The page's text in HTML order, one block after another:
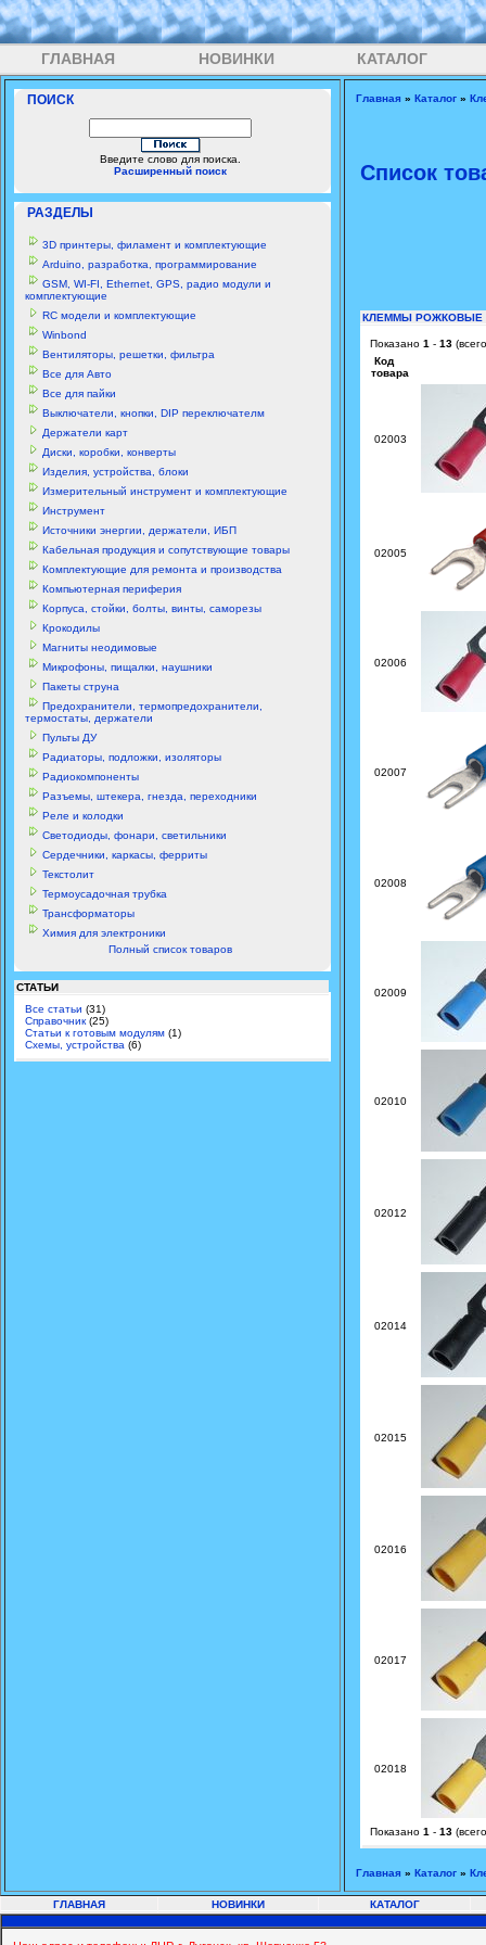
ГЛАВНАЯ НОВИНКИ КАТАЛОГ
ПОИСК
Введите слово для поиска.
Расширенный поиск
РАЗДЕЛЫ
3D принтеры, филамент и комплектующие
Arduino, разработка, программирование
GSM, WI-FI, Ethernet, GPS, радио модули и
комплектующие
RC модели и комплектующие
Winbond
Вентиляторы, решетки, фильтра
Все для Авто
Все для пайки
Выключатели, кнопки, DIP переключателм
Держатели карт
Диски, коробки, конверты
Изделия, устройства, блоки
Измерительный инструмент и комплектующие
Инструмент
Источники энергии, держатели, ИБП
Кабельная продукция и сопутствующие товары
Комплектующие для ремонта и производства
Компьютерная периферия
Корпуса, стойки, болты, винты, саморезы
Крокодилы
Магниты неодимовые
Микрофоны, пищалки, наушники
Пакеты струна
Предохранители, термопредохранители,
термостаты, держатели
Пульты ДУ
Радиаторы, подложки, изоляторы
Радиокомпоненты
Разъемы, штекера, гнезда, переходники
Реле и колодки
Светодиоды, фонари, светильники
Сердечники, каркасы, ферриты
Текстолит
Термоусадочная трубка
Трансформаторы
Химия для электроники
Полный список товаров
СТАТЬИ
Все статьи (31)
Справочник (25)
Статьи к готовым модулям (1)
Схемы, устройства (6)
Главная » Каталог »
Список
КЛЕММЫ РОЖКОВЫЕ
Показано 1 - 13
Код
товара
02003
02005
02006
02007
02008
02009
02010
02012
02014
02015
02016
02017
02018
Показано 1 - 13
Главная » Каталог »
ГЛАВНАЯ НОВИНКИ КАТАЛОГ